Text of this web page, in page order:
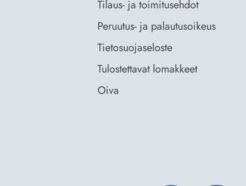
Tilaus- ja toimitusehdot
Peruutus- ja palautusoikeus
Tietosuojaseloste
Tulostettavat lomakkeet
Oiva